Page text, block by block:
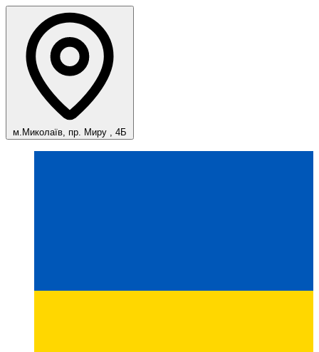
м.Миколаїв, пр. Миру , 4Б